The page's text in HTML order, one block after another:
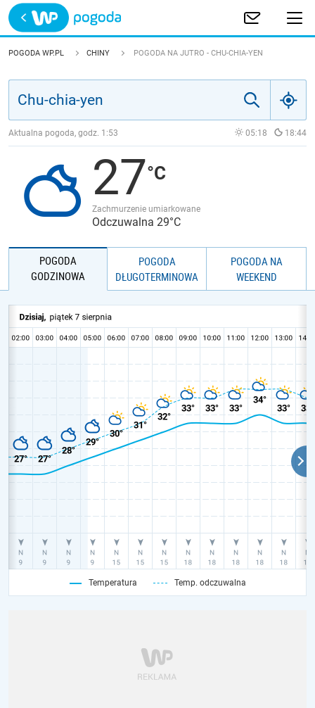
Trwa ładowanie
POLSKA
JAKOŚĆ POWIETRZA
POGODA WP.PL CHINY POGODA NA JUTRO - CHU-CHIA-YEN
Aktualna pogoda, godz. 1:53 05:18 18:44
27
Zachmurzenie umiarkowane
Odczuwalna 29°C
POGODA
GODZINOWA
POGODA
DŁUGOTERMINOWA
POGODA NA
WEEKEND
Temperatura Temp. odczuwalna